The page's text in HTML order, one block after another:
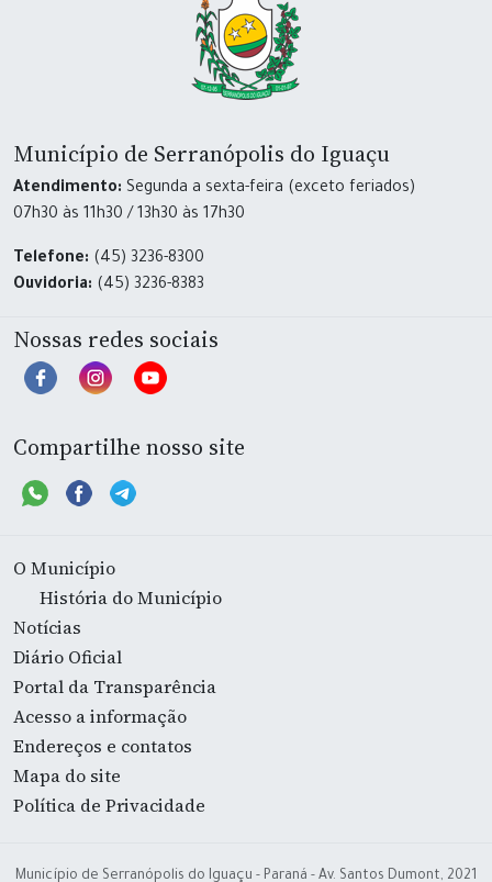
Município de Serranópolis do Iguaçu
Atendimento: Segunda a sexta-feira (exceto feriados)
07h30 às 11h30 / 13h30 às 17h30
Telefone: (45) 3236-8300
Ouvidoria: (45) 3236-8383
Nossas redes sociais
Compartilhe nosso site
O Município
História do Município
Notícias
Diário Oficial
Portal da Transparência
Acesso a informação
Endereços e contatos
Mapa do site
Política de Privacidade
Município de Serranópolis do Iguaçu - Paraná - Av. Santos Dumont, 2021